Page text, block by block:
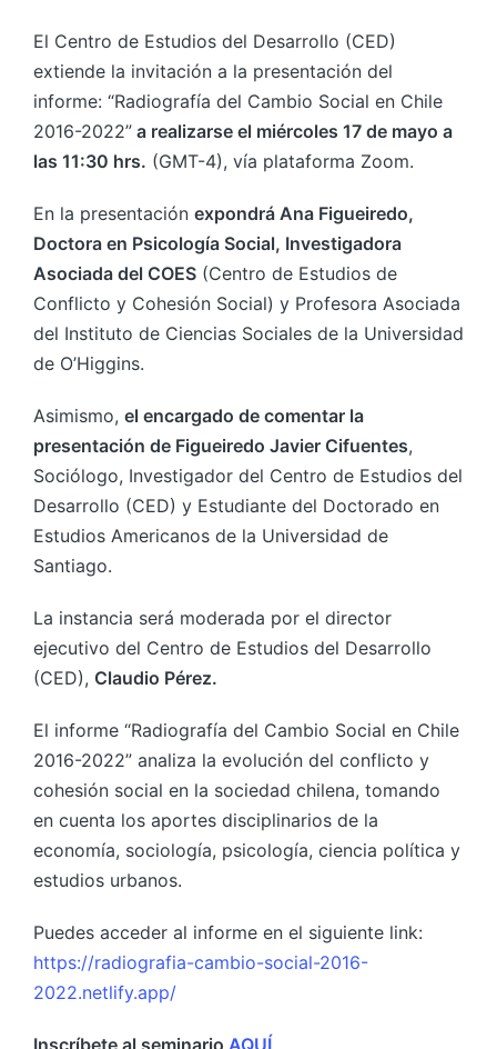
El Centro de Estudios del Desarrollo (CED)
extiende la invitación a la presentación del
informe: “Radiografía del Cambio Social en Chile
2016-2022” a realizarse el miércoles 17 de mayo a
las 11:30 hrs. (GMT-4), vía plataforma Zoom.
En la presentación expondrá Ana Figueiredo,
Doctora en Psicología Social, Investigadora
Asociada del COES (Centro de Estudios de
Conflicto y Cohesión Social) y Profesora Asociada
del Instituto de Ciencias Sociales de la Universidad
de O’Higgins.
Asimismo, el encargado de comentar la
presentación de Figueiredo Javier Cifuentes,
Sociólogo, Investigador del Centro de Estudios del
Desarrollo (CED) y Estudiante del Doctorado en
Estudios Americanos de la Universidad de
Santiago.
La instancia será moderada por el director
ejecutivo del Centro de Estudios del Desarrollo
(CED), Claudio Pérez.
El informe “Radiografía del Cambio Social en Chile
2016-2022” analiza la evolución del conflicto y
cohesión social en la sociedad chilena, tomando
en cuenta los aportes disciplinarios de la
economía, sociología, psicología, ciencia política y
estudios urbanos.
Puedes acceder al informe en el siguiente link:
https://radiografia-cambio-social-2016-
2022.netlify.app/
Inscríbete al seminario AQUÍ